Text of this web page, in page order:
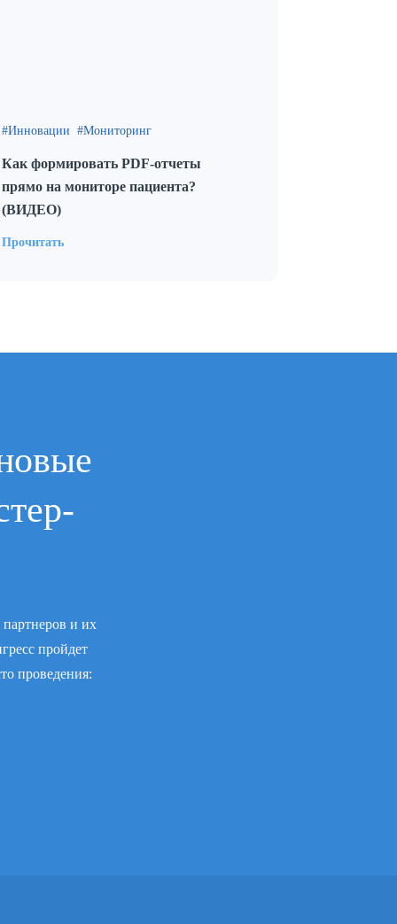
Инновации Мониторинг
Как формировать PDF-отчеты
прямо на мониторе пациента?
(ВИДЕО)
Прочитать
и их
пройдет
проведения: